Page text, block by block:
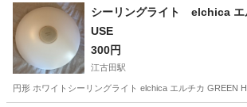
東京 世田谷区 松原駅 テーブル
シーリングライト elchica エ
USE
300円
江古田駅
円形 ホワイトシーリングライト elchica エルチカ GREEN